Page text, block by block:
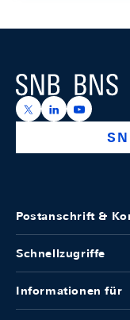
Logo
https://x.com/
https://
Postanschrift &
Schnellzugriffe
Informationen für